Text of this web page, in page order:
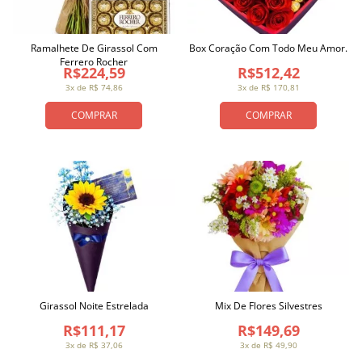
COMPRAR
3x de R$ 74,86
R$224,59
Ramalhete De Girassol Com
Ferrero Rocher
COMPRAR
3x de R$ 170,81
R$512,42
Box Coração Com Todo Meu Amor.
3x de R$ 37,06
R$111,17
Girassol Noite Estrelada
3x de R$ 49,90
R$149,69
Mix De Flores Silvestres